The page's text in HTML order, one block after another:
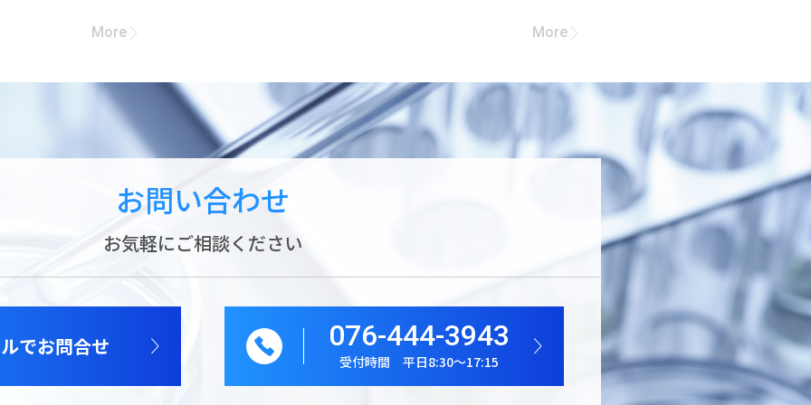
More More
お問い合わせ
お気軽にご相談ください
でお問合せ 076-444-3943
受付時間 平日8:30～17:15